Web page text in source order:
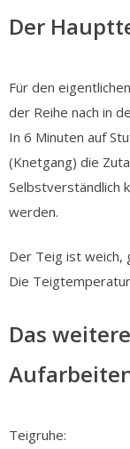
Der
Für den
der Reihe nach in
In 6 Minuten auf
(Knetgang) die
Selbstverständlich
werden.
Der Teig ist weich,
Die
Das
Teigruhe: